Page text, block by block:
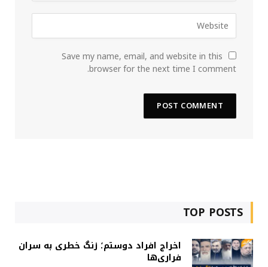
Save my name, email, and website in this
browser for the next time I comment.
TOP POSTS
اخراج افراد دوستم؛ زنگ خطری به سران
فراری‌ها